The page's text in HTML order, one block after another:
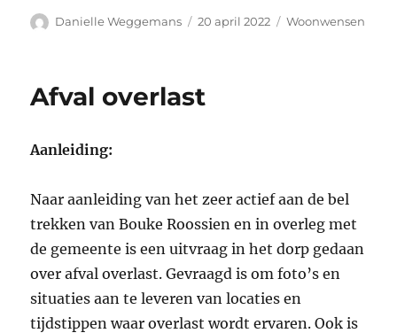
Auteur
Danielle Weggemans
Geplaatst
20 april 2022 Categorieën
Woonwensen
Afval overlast
Aanleiding:
Naar aanleiding van het zeer actief aan de bel
trekken van Bouke Roossien en in overleg met
de gemeente is een uitvraag in het dorp gedaan
over afval overlast. Gevraagd is om foto’s en
situaties aan te leveren van locaties en
tijdstippen waar overlast wordt ervaren. Ook is